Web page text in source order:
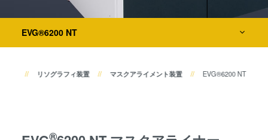
フュージョン/ハイブリッド接
EVG®6200 NT
プロセス開発サービス
リソグラフィ装置 マスクアライメント装置 EVG®6200 NT
®